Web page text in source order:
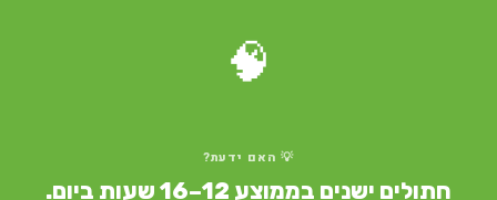
🧠
💡 האם ידעת?
חתולים ישנים בממוצע 12–16 שעות ביום.